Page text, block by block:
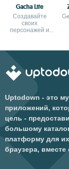
Gacha Life
Создавайте
своих
персонажей и
приключений
Uptodown - это
приложений,
цель -
большому
платформу для
браузера,